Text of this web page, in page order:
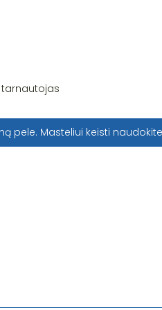
pele. Masteliui keisti